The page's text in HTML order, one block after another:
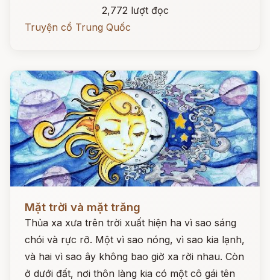
2,772 lượt đọc
Truyện cổ Trung Quốc
Mặt trời và mặt trăng
Thủa xa xưa trên trời xuất hiện ha vì sao sáng
chói và rực rỡ. Một vì sao nóng, vì sao kia lạnh,
và hai vì sao ây không bao giờ xa rời nhau. Còn
ở dưới đất, nơi thôn làng kia có một cô gái tên